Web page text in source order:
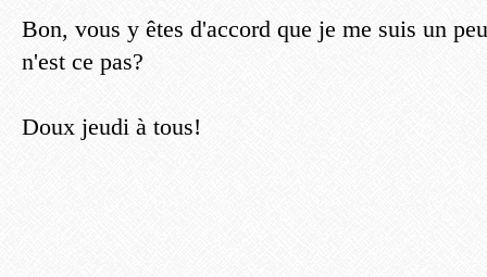
Bon, vous y êtes d'accord que je me suis un
n'est ce pas?
Doux jeudi à tous!